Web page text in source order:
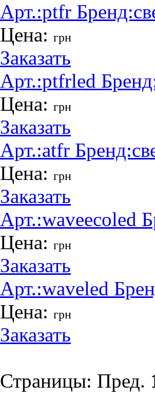
Арт.:ptfr Бренд:
Цена: грн
Заказать
Арт.:ptfrled
Цена: грн
Заказать
Арт.:atfr Бренд:
Цена: грн
Заказать
Арт.:waveecoled
Цена: грн
Заказать
Арт.:waveled
Цена: грн
Заказать
Страницы: Пред.